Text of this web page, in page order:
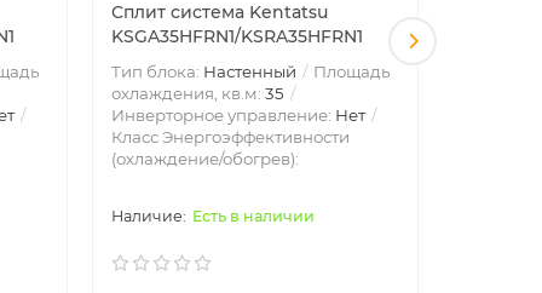
Сплит система Kentatsu
KSGA35HFRN1/KSRA35HFRN1
Тип блока: Настенный
Площадь
охлаждения, кв.м: 35
Инверторное управление: Нет
Класс Энергоэффективности
(охлаждение/обогрев):
Есть в наличии